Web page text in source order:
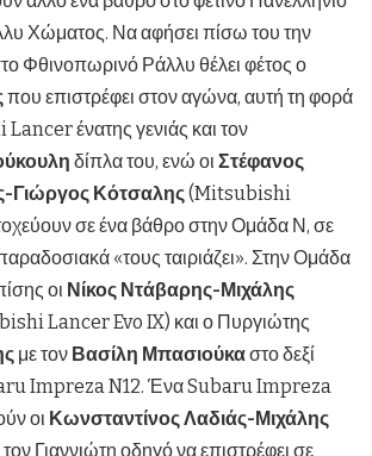
Χώματος. Να αφήσει πίσω του την
Φθινοπωρινό Ράλλυ θέλει φέτος ο
που επιστρέφει στον αγώνα, αυτή τη φορά
ένατης γενιάς και τον
δίπλα του, ενώ οι Στέφανος
Γιώργος Κότσαλης(Mitsubishi
σε ένα βάθρο στην Ομάδα Ν, σε
«τους ταιριάζει». Στην Ομάδα
οι Νίκος Ντάβαρης-Μιχάλης
Lancer Evo IX) και ο Πυργιώτης
με τον Βασίλη Μπασιούκαστο δεξί
Impreza N12. Ένα Subaru Impreza
οι Κωνσταντίνος Λαδιάς-Μιχάλης
τον Γιαννιώτη οδηγό να επιστρέφει σε